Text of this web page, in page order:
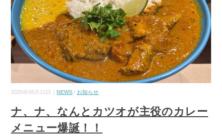
2025年06月12日｜ NEWS / お知らせ
ナ、ナ、なんとカツオが主役のカレー
メニュー爆誕！！